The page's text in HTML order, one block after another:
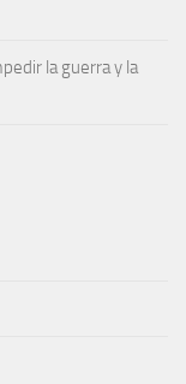
la guerra y la